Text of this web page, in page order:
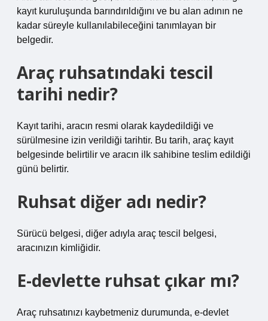
kayıt kuruluşunda barındırıldığını ve bu alan adının ne
kadar süreyle kullanılabileceğini tanımlayan bir
belgedir.
Araç ruhsatındaki tescil
tarihi nedir?
Kayıt tarihi, aracın resmi olarak kaydedildiği ve
sürülmesine izin verildiği tarihtir. Bu tarih, araç kayıt
belgesinde belirtilir ve aracın ilk sahibine teslim edildiği
günü belirtir.
Ruhsat diğer adı nedir?
Sürücü belgesi, diğer adıyla araç tescil belgesi,
aracınızın kimliğidir.
E-devlette ruhsat çıkar mı?
Araç ruhsatınızı kaybetmeniz durumunda, e-devlet